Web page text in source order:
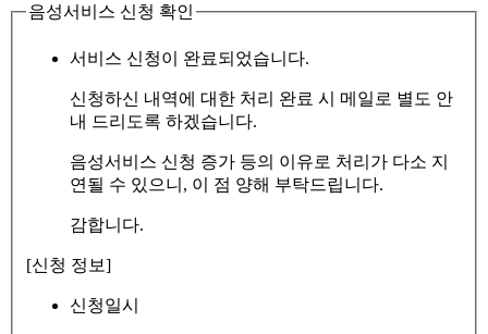
음성서비스 신청 확인
서비스 신청이 완료되었습니다.
신청하신 내역에 대한 처리 완료 시 메일로 별도 안
내 드리도록 하겠습니다.
음성서비스 신청 증가 등의 이유로 처리가 다소 지
연될 수 있으니, 이 점 양해 부탁드립니다.
감합니다.
[신청 정보]
신청일시